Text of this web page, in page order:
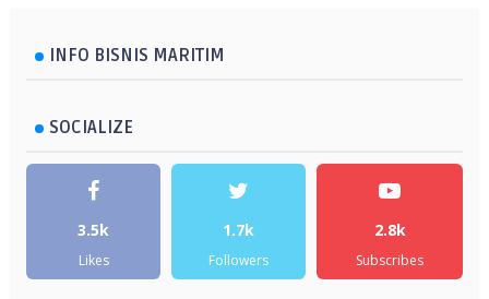
INFO BISNIS MARITIM
SOCIALIZE
3.5k
Likes
1.7k
Followers
2.8k
Subscribes